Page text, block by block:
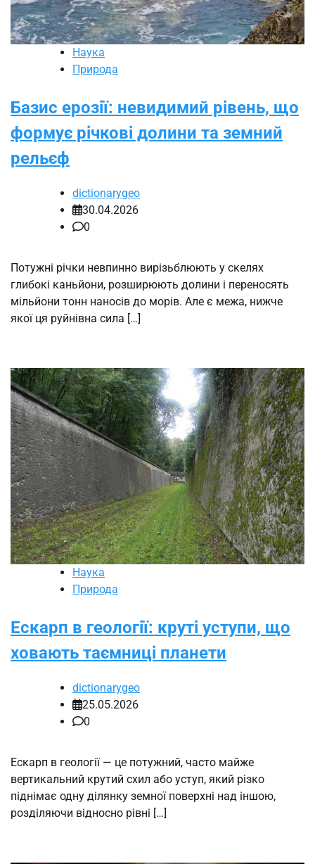
Наука
Природа
Базис ерозії: невидимий рівень, що
формує річкові долини та земний
рельєф
dictionarygeo
30.04.2026
0
Потужні річки невпинно вирізьблюють у скелях
глибокі каньйони, розширюють долини і переносять
мільйони тонн наносів до морів. Але є межа, нижче
якої ця руйнівна сила […]
Наука
Природа
Ескарп в геології: круті уступи, що
ховають таємниці планети
dictionarygeo
25.05.2026
0
Ескарп в геології — це потужний, часто майже
вертикальний крутий схил або уступ, який різко
піднімає одну ділянку земної поверхні над іншою,
розділяючи відносно рівні […]